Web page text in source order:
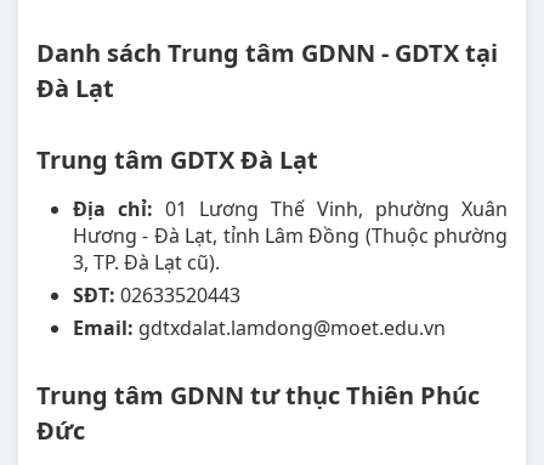
Danh sách Trung tâm GDNN - GDTX tại
Đà Lạt
Trung tâm GDTX Đà Lạt
Địa chỉ: 01 Lương Thế Vinh, phường Xuân
Hương - Đà Lạt, tỉnh Lâm Đồng (Thuộc phường
3, TP. Đà Lạt cũ).
SĐT: 02633520443
Email: gdtxdalat.lamdong@moet.edu.vn
Trung tâm GDNN tư thục Thiên Phúc
Đức